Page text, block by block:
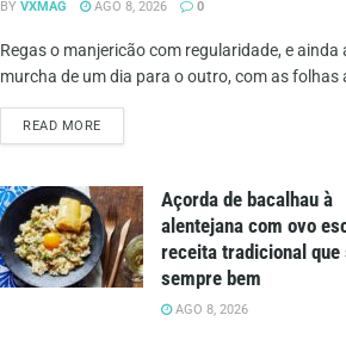
BY VXMAG AGO 8, 2026 0
Regas o manjericão com regularidade, e ainda
murcha de um dia para o outro, com as folhas
READ MOREDETAILS
Açorda de bacalhau à
alentejana com ovo
receita tradicional que
sempre bem
AGO 8, 2026